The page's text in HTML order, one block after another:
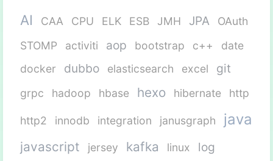
AI CAA CPU ELK ESB JMH JPA
OAuth
STOMP
activiti aop bootstrap c++
date
docker
dubbo elasticsearch excel git
grpc hadoop hbase hexo hibernate http
http2 innodb integration janusgraph java
javascript jersey kafka linux log